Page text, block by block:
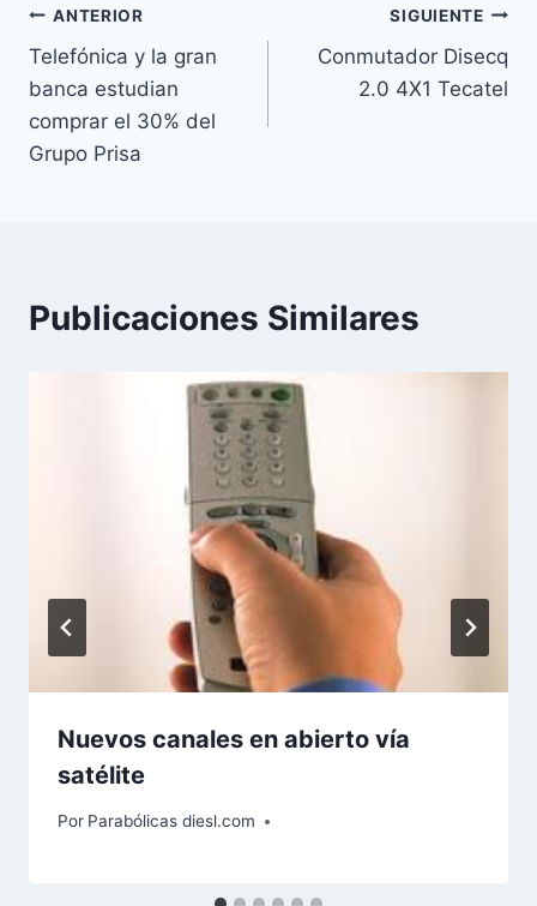
Navegación
de
entradas
ANTERIOR
Telefónica y la gran
banca estudian
comprar el 30% del
Grupo Prisa
SIGUIENTE
Conmutador Disecq
2.0 4X1 Tecatel
Publicaciones Similares
Nuevos canales en abierto vía
satélite
Por Parabólicas diesl.com